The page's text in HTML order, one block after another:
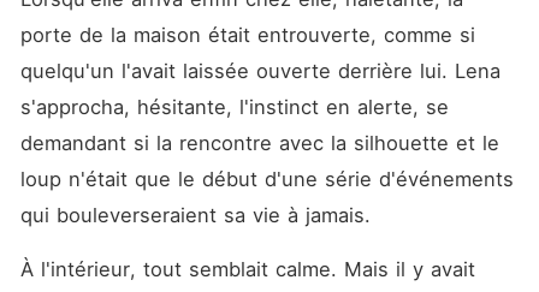
porte de la maison était entrouverte, comme si
quelqu'un l'avait laissée ouverte derrière lui. Lena
s'approcha, hésitante, l'instinct en alerte, se
demandant si la rencontre avec la silhouette et le
loup n'était que le début d'une série d'événements
qui bouleverseraient sa vie à jamais.
À l'intérieur, tout semblait calme. Mais il y avait